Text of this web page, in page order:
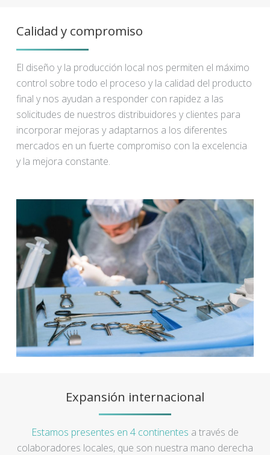
Calidad y compromiso
El diseño y la producción local nos permiten el máximo
control sobre todo el proceso y la calidad del producto
final y nos ayudan a responder con rapidez a las
solicitudes de nuestros distribuidores y clientes para
incorporar mejoras y adaptarnos a los diferentes
mercados en un fuerte compromiso con la excelencia
y la mejora constante.
Expansión internacional
Estamos presentes en 4 continentes a través de
colaboradores locales, que son nuestra mano derecha